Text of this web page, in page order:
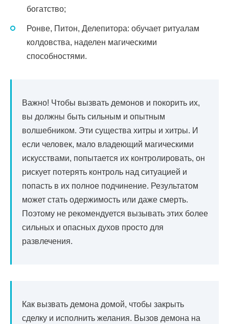
богатство;
Ронве, Питон, Делепитора: обучает ритуалам
колдовства, наделен магическими
способностями.
Важно! Чтобы вызвать демонов и покорить их,
вы должны быть сильным и опытным
волшебником. Эти существа хитры и хитры. И
если человек, мало владеющий магическими
искусствами, попытается их контролировать, он
рискует потерять контроль над ситуацией и
попасть в их полное подчинение. Результатом
может стать одержимость или даже смерть.
Поэтому не рекомендуется вызывать этих более
сильных и опасных духов просто для
развлечения.
Как вызвать демона домой, чтобы закрыть
сделку и исполнить желания. Вызов демона на